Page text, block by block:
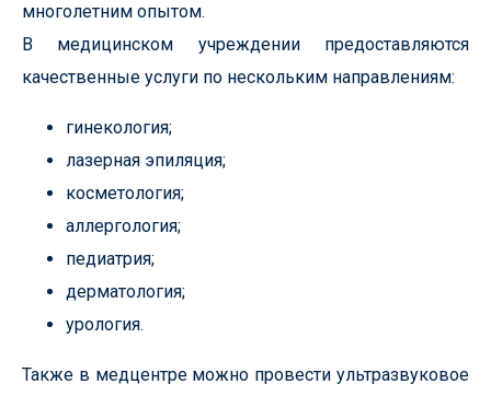
многолетним опытом.
В медицинском учреждении предоставляются
качественные услуги по нескольким направлениям:
гинекология;
лазерная эпиляция;
косметология;
аллергология;
педиатрия;
дерматология;
урология.
Также в медцентре можно провести ультразвуковое